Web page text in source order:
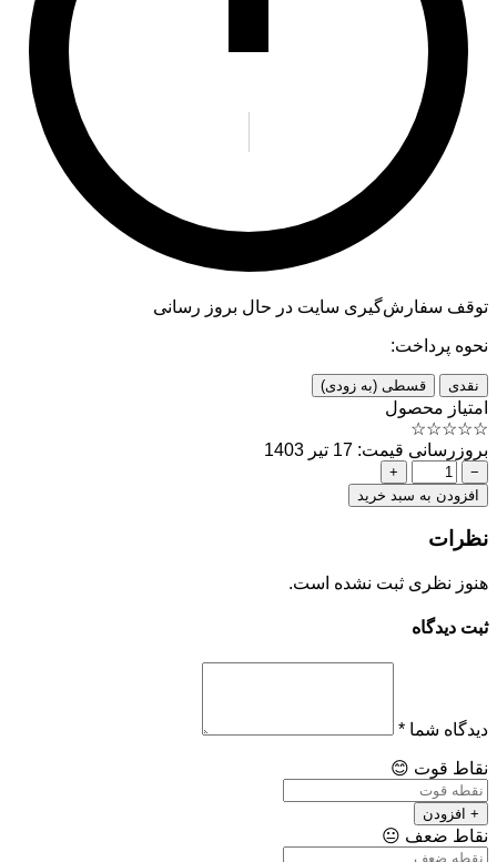
توقف سفارش‌گیری سایت در حال بروز رسانی
نحوه پرداخت:
نقدی قسطی (به زودی)
امتیاز محصول
☆
☆
☆
☆
☆
بروزرسانی قیمت: 17 تیر 1403
−
+
افزودن به سبد خرید
نظرات
هنوز نظری ثبت نشده است.
ثبت دیدگاه
دیدگاه شما *
نقاط قوت 😊
+ افزودن
نقاط ضعف 😐